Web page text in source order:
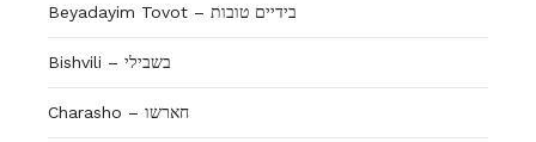
Beyadayim Tovot – בידיים טובות
Bishvili – בשבילי
Charasho – חארשו